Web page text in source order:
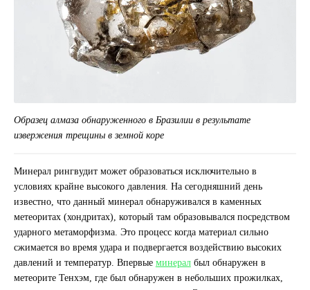
Образец алмаза обнаруженного в Бразилии в результате
извержения трещины в земной коре
Минерал рингвудит может образоваться исключительно в
условиях крайне высокого давления. На сегодняшний день
известно, что данный минерал обнаруживался в каменных
метеоритах (хондритах), который там образовывался посредством
ударного метаморфизма. Это процесс когда материал сильно
сжимается во время удара и подвергается воздействию высоких
давлений и температур. Впервые минералбыл обнаружен в
метеорите Тенхэм, где был обнаружен в небольших прожилках,